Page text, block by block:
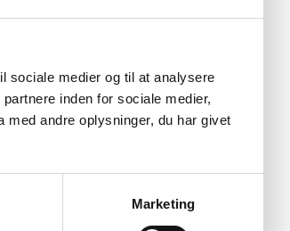
sociale medier og til at analysere
inden for sociale medier,
med andre oplysninger, du har givet
Marketing